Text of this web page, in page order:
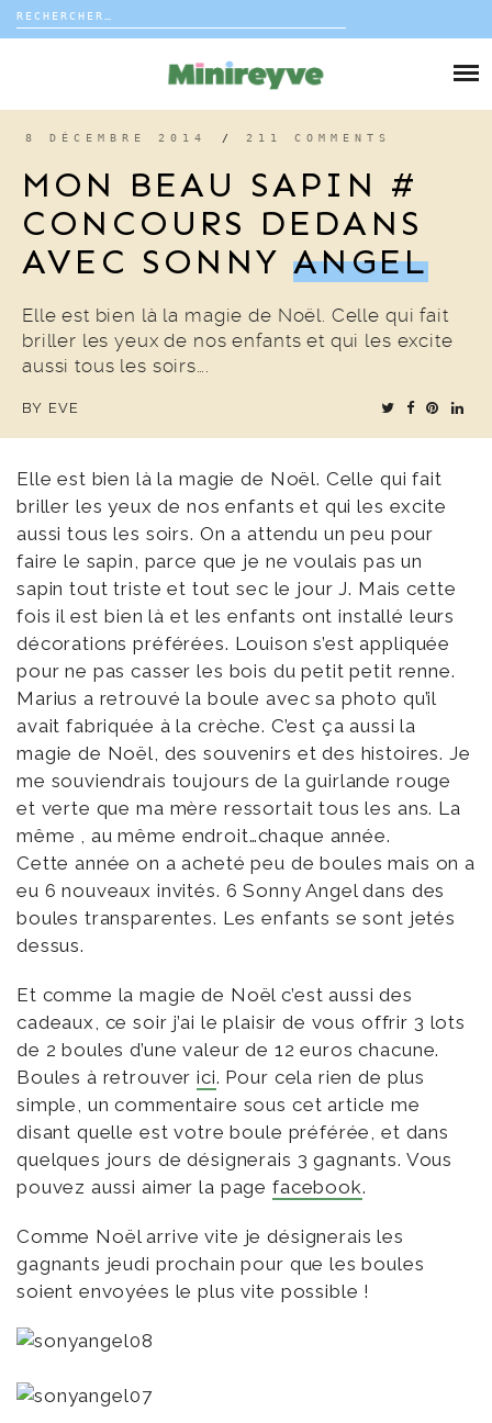
Rechercher :
VIE DE FAMILLE
DÉCO
VOYAGE
COUP DE COEUR
EDITORIAL
8 DÉCEMBRE 2014 / 211 COMMENTS
MON BEAU SAPIN #
CONCOURS DEDANS
AVEC SONNYANGEL
Elle est bien là la magie de Noël. Celle qui fait
briller les yeux de nos enfants et qui les excite
aussi tous les soirs….
BY EVE
Elle est bien là la magie de Noël. Celle qui fait
briller les yeux de nos enfants et qui les excite
aussi tous les soirs. On a attendu un peu pour
faire le sapin, parce que je ne voulais pas un
sapin tout triste et tout sec le jour J. Mais cette
fois il est bien là et les enfants ont installé leurs
décorations préférées. Louison s’est appliquée
pour ne pas casser les bois du petit petit renne.
Marius a retrouvé la boule avec sa photo qu’il
avait fabriquée à la crèche. C’est ça aussi la
magie de Noël, des souvenirs et des histoires. Je
me souviendrais toujours de la guirlande rouge
et verte que ma mère ressortait tous les ans. La
même , au même endroit…chaque année.
Cette année on a acheté peu de boules mais on a
eu 6 nouveaux invités. 6 Sonny Angel dans des
boules transparentes. Les enfants se sont jetés
dessus.
Et comme la magie de Noël c’est aussi des
cadeaux, ce soir j’ai le plaisir de vous offrir 3 lots
de 2 boules d’une valeur de 12 euros chacune.
Boules à retrouverici. Pour cela rien de plus
simple, un commentaire sous cet article me
disant quelle est votre boule préférée, et dans
quelques jours de désignerais 3 gagnants. Vous
pouvez aussi aimer la page facebook.
Comme Noël arrive vite je désignerais les
gagnants jeudi prochain pour que les boules
soient envoyées le plus vite possible !